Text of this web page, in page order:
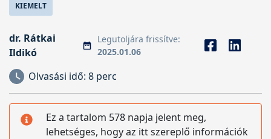
KIEMELT
dr. Rátkai
Ildikó
Legutoljára frissítve:
2025.01.06
Olvasási idő: 8 perc
Ez a tartalom 578 napja jelent meg,
lehetséges, hogy az itt szereplő információk